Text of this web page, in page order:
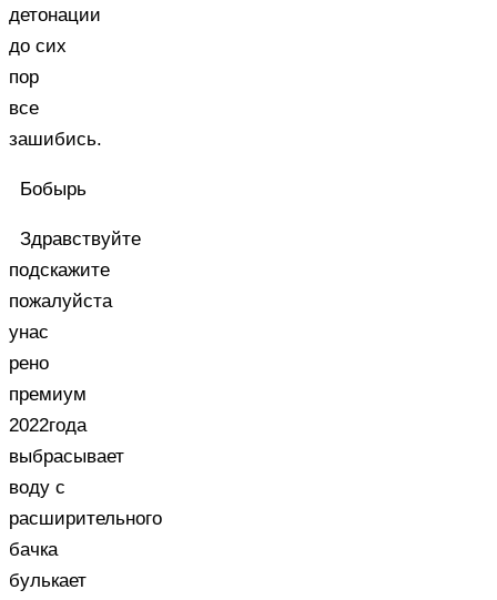
детонации
до сих
пор
все
зашибись.
Бобырь
Здравствуйте
подскажите
пожалуйста
унас
рено
премиум
2022года
выбрасывает
воду с
расширительного
бачка
булькает